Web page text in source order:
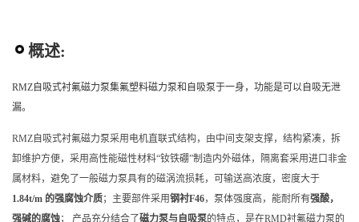
概述:
RMZ自吸式衬氟磁力泵集氟塑料磁力泵和自吸泵于一身，功能是可以自吸无泄
漏。
RMZ自吸式衬氟磁力泵采用电机直联式结构，由中间支架支撑，结构紧凑，拆
卸维护方便，采用高性能磁性材料“钕铁硼”制造内外磁体，隔离套采用进口非金
属材料，避免了一般磁力泵具有的磁涡流损耗，可输送高浓度，密度大于
1.84t/m 的强腐蚀介质；主要部件采用钢衬F46，泵体强度高，能耐所有强酸，
强碱的腐蚀； 产品充分结合了磁力泵与自吸泵的特点，是在RMD衬氟磁力泵的